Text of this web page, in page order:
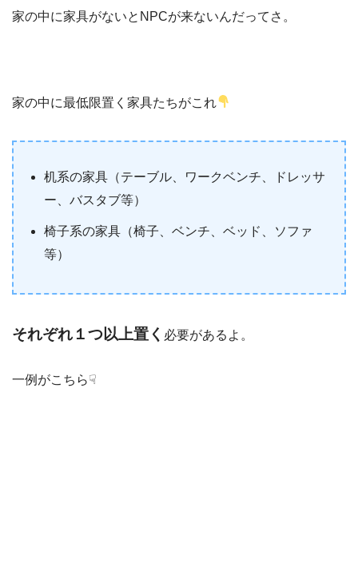
家の中に家具がないとNPCが来ないんだってさ。
家の中に最低限置く家具たちがこれ
机系の家具（テーブル、ワークベンチ、ドレッサ
ー、バスタブ等）
椅子系の家具（椅子、ベンチ、ベッド、ソファ
等）
それぞれ１つ以上置く 必要があるよ。
一例がこちら☟